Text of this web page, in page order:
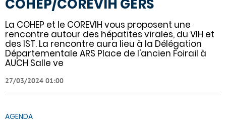
COHEP/COREVIH GERS
La COHEP et le COREVIH vous proposent une
rencontre autour des hépatites virales, du VIH et
des IST. La rencontre aura lieu à la Délégation
Départementale ARS Place de l'ancien Foirail à
AUCH Salle ve
27/03/2024 01:00
AGENDA